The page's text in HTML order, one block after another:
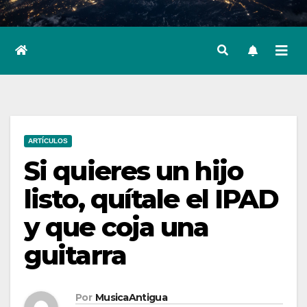
ARTÍCULOS
Si quieres un hijo
listo, quítale el IPAD
y que coja una
guitarra
Por MusicaAntigua